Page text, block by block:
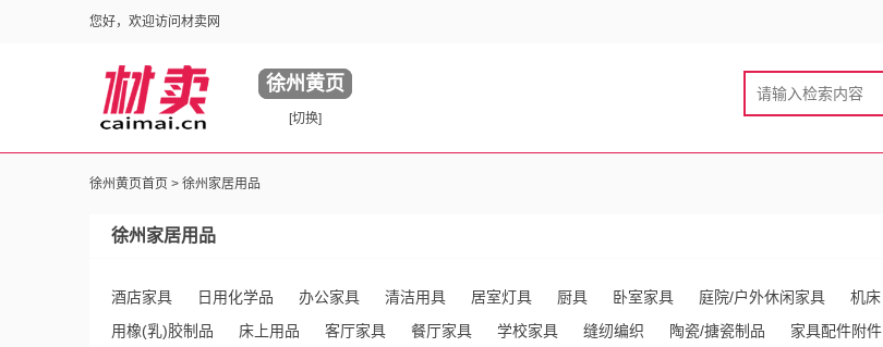
您好，欢迎访问材卖网
徐州黄页
[切换]
徐州黄页首页 > 徐州家居用品
徐州家居用品
酒店家具 日用化学品 办公家具 清洁用具 居室灯具 厨具 卧室家具 庭院/户外休闲家具 机床
用橡(乳)胶制品
床上用品 客厅家具 餐厅家具 学校家具 缝纫编织 陶瓷/搪瓷制品 家具配件附件